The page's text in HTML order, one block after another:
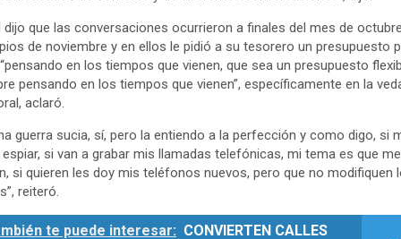
dijo que las conversaciones ocurrieron a finales del mes de
de noviembre y en ellos le pidió a su tesorero un presupuesto
en los tiempos que vienen, que sea un presupuesto
pensando en los tiempos que vienen”, específicamente en la
aclaró.
guerra sucia, sí, pero la entiendo a la perfección y como digo, si
espiar, si van a grabar mis llamadas telefónicas, mi tema es que me
si quieren les doy mis teléfonos nuevos, pero que no modifiquen
reiteró.
te puede interesar: CONVIERTEN CALLES